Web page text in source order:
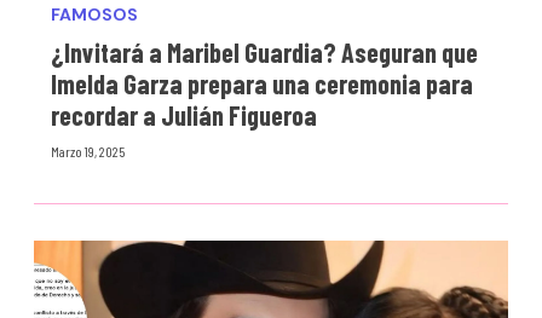
FAMOSOS
¿Invitará a Maribel Guardia? Aseguran que
Imelda Garza prepara una ceremonia para
recordar a Julián Figueroa
Marzo 19, 2025